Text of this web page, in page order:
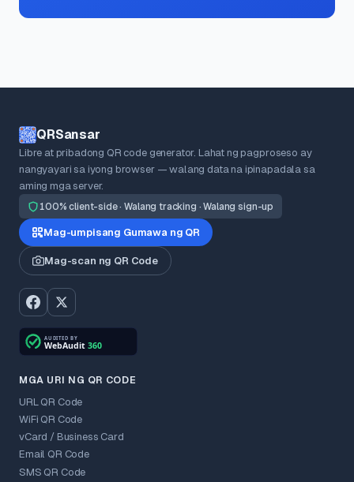
QRSansar
Libre at pribadong QR code generator. Lahat ng pagproseso ay
nangyayari sa iyong browser — walang data na ipinapadala sa
aming mga server.
100% client-side · Walang tracking · Walang sign-up
Mag-umpisang Gumawa ng QR
Mag-scan ng QR Code
MGA URI NG QR CODE
URL QR Code
WiFi QR Code
vCard / Business Card
Email QR Code
SMS QR Code